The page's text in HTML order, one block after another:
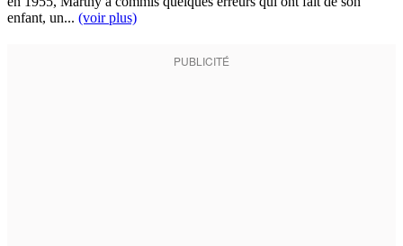
enfant, un... (voir plus)